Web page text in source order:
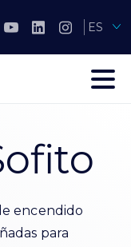
ES
encendido
para